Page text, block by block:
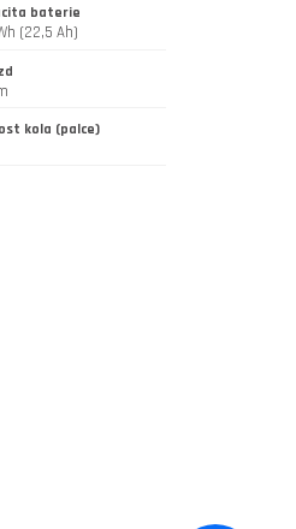
baterie
(22,5 Ah)
kola (palce)